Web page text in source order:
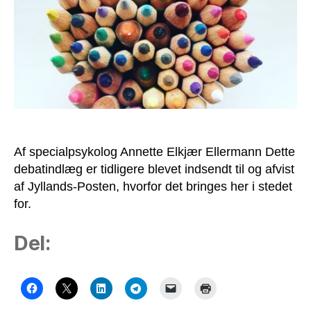
så
kontroversiel
skikkelse?
Af specialpsykolog Annette Elkjær Ellermann Dette
debatindlæg er tidligere blevet indsendt til og afvist
af Jyllands-Posten, hvorfor det bringes her i stedet
for.
Del: